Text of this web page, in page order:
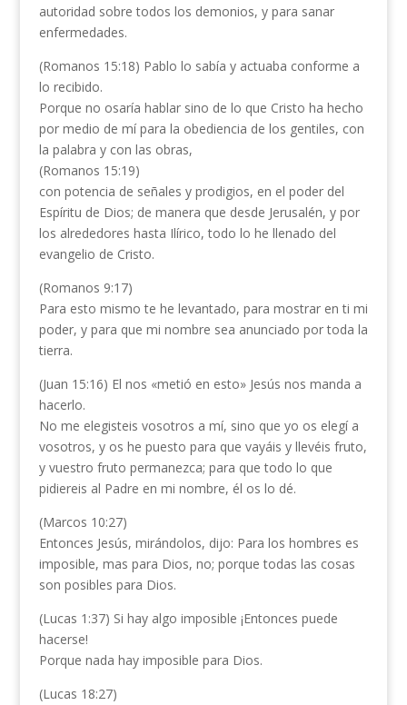
autoridad sobre todos los demonios, y para sanar
enfermedades.
(Romanos 15:18) Pablo lo sabía y actuaba conforme a
lo recibido.
Porque no osaría hablar sino de lo que Cristo ha hecho
por medio de mí para la obediencia de los gentiles, con
la palabra y con las obras,
(Romanos 15:19)
con potencia de señales y prodigios, en el poder del
Espíritu de Dios; de manera que desde Jerusalén, y por
los alrededores hasta Ilírico, todo lo he llenado del
evangelio de Cristo.
(Romanos 9:17)
Para esto mismo te he levantado, para mostrar en ti mi
poder, y para que mi nombre sea anunciado por toda la
tierra.
(Juan 15:16) El nos «metió en esto» Jesús nos manda a
hacerlo.
No me elegisteis vosotros a mí, sino que yo os elegí a
vosotros, y os he puesto para que vayáis y llevéis fruto,
y vuestro fruto permanezca; para que todo lo que
pidiereis al Padre en mi nombre, él os lo dé.
(Marcos 10:27)
Entonces Jesús, mirándolos, dijo: Para los hombres es
imposible, mas para Dios, no; porque todas las cosas
son posibles para Dios.
(Lucas 1:37) Si hay algo imposible ¡Entonces puede
hacerse!
Porque nada hay imposible para Dios.
(Lucas 18:27)